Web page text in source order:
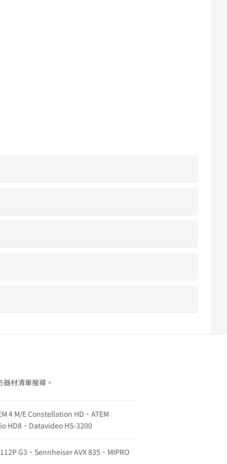
材清單搜尋。
4 M/E Constellation HD、ATEM
HD8、Datavideo HS-3200
G3、Sennheiser AVX 835、MIPRO